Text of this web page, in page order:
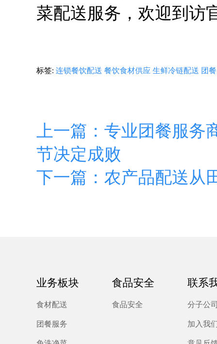
菜配送服务，欢迎到访
标签: 连锁餐饮配送 餐饮食材供应 生鲜冷链配送 团
上一篇：专业团餐服务
节决定成败
下一篇：农产品配送从
业务板块
食材配送
团餐服务
食品安全
食品安全
联系
分子公
加入我